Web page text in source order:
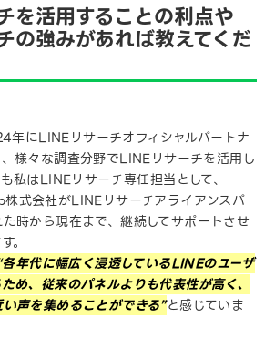
を活用することの利点や
の強みがあれば教えてくだ
年にLINEリサーチオフィシャルパートナ
様々な調査分野でLINEリサーチを活用し
私はLINEリサーチ専任担当として、
式会社がLINEリサーチアライアンスパ
時から現在まで、継続してサポートさせ
。
各年代に幅広く浸透しているLINEのユーザ
め、従来のパネルよりも代表性が高く、
声を集めることができる”と感じていま